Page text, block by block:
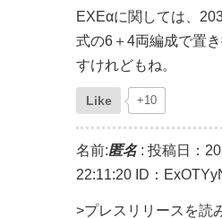
EXEαに関しては、
式の6＋4両編成で置
すけれどもね。
Like +10
名前:匿名: 投稿日：
22:11:20 ID：
>プレスリリースを読